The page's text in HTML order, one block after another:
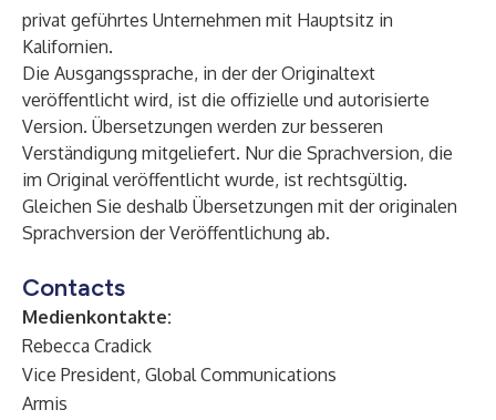
privat geführtes Unternehmen mit Hauptsitz in
Kalifornien.
Die Ausgangssprache, in der der Originaltext
veröffentlicht wird, ist die offizielle und autorisierte
Version. Übersetzungen werden zur besseren
Verständigung mitgeliefert. Nur die Sprachversion, die
im Original veröffentlicht wurde, ist rechtsgültig.
Gleichen Sie deshalb Übersetzungen mit der originalen
Sprachversion der Veröffentlichung ab.
Contacts
Medienkontakte:
Rebecca Cradick
Vice President, Global Communications
Armis